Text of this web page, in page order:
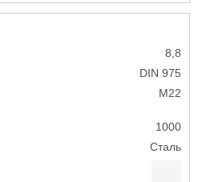
8,8
DIN 975
М22
1000
Сталь